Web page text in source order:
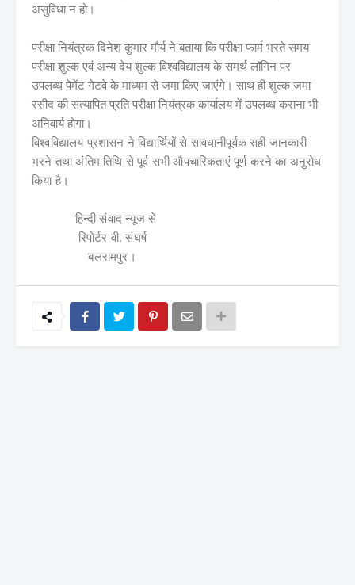
असुविधा न हो।
परीक्षा नियंत्रक दिनेश कुमार मौर्य ने बताया कि परीक्षा फार्म भरते समय
परीक्षा शुल्क एवं अन्य देय शुल्क विश्वविद्यालय के समर्थ लॉगिन पर
उपलब्ध पेमेंट गेटवे के माध्यम से जमा किए जाएंगे। साथ ही शुल्क जमा
रसीद की सत्यापित प्रति परीक्षा नियंत्रक कार्यालय में उपलब्ध कराना भी
अनिवार्य होगा।
विश्वविद्यालय प्रशासन ने विद्यार्थियों से सावधानीपूर्वक सही जानकारी
भरने तथा अंतिम तिथि से पूर्व सभी औपचारिकताएं पूर्ण करने का अनुरोध
किया है।
हिन्दी संवाद न्यूज से
रिपोर्टर वी. संघर्ष
बलरामपुर।